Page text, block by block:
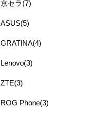
京セラ(7)
ASUS(5)
GRATINA(4)
Lenovo(3)
ZTE(3)
ROG Phone(3)